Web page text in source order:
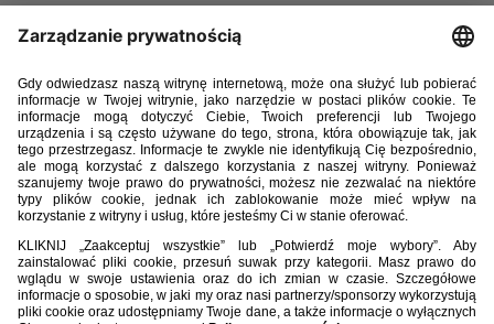
z tym przełożony został zaplanowany na środę mecz
towarzyski reprezentacji Polski U-16 z Koreą Południową.
Nasza drużyna dotarła do hiszpańskiego Salou w niedzielę,
a w poniedziałek i wtorek realizowała założony wcześniej plan,
przygotowując się do turnieju towarzyskiego z udziałem Korei
Południowej, Danii oraz Arabii Saudyjskiej. We wtorek wieczorem
w regionie, w którym przebywają biało-czerwoni, dość intensywnie
padał deszcz, a hiszpańskie władze szybko podjęły decyzję
o ograniczeniach. Te mają potrwać do czwartku, do godziny 6:00.